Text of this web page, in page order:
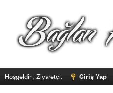
Hoşgeldin, Ziyaretçi: Giriş Yap